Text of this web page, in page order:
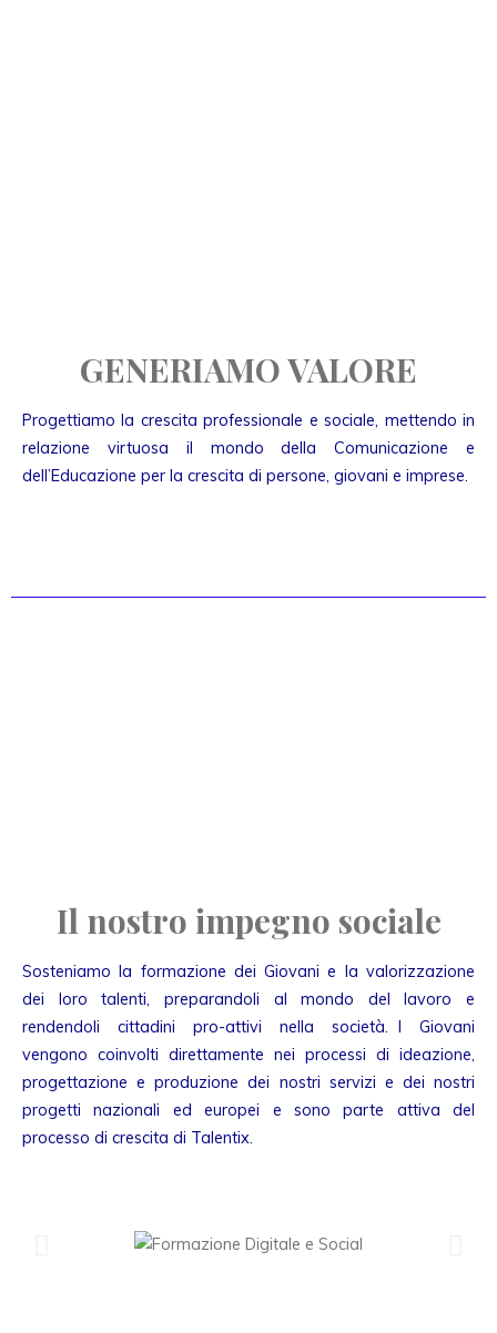
GENERIAMO VALORE
Progettiamo la crescita professionale e sociale, mettendo in
relazione virtuosa il mondo della Comunicazione e
dell’Educazione per la crescita di persone, giovani e imprese.
Il nostro impegno sociale
Sosteniamo la formazione dei Giovani e la valorizzazione
dei loro talenti, preparandoli al mondo del lavoro e
rendendoli cittadini pro-attivi nella società. I Giovani
vengono coinvolti direttamente nei processi di ideazione,
progettazione e produzione dei nostri servizi e dei nostri
progetti nazionali ed europei e sono parte attiva del
processo di crescita di Talentix.